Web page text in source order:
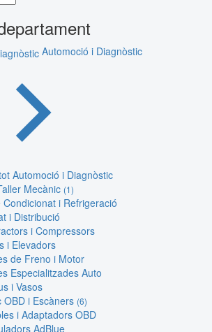
Automoció i Diagnòstic
Automoció i Diagnòstic
Mecànic (1)
Condicionat i Refrigeració
i Distribució
i Compressors
i Elevadors
de Freno i Motor
Especialitzades Auto
i Vasos
OBD i Escàners (6)
i Adaptadors OBD
AdBlue